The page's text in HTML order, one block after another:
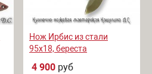
Нож Ирбис из стали
95х18, береста
4 900 руб